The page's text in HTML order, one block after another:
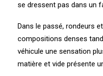
se dressent pas dans un
Dans le passé, rondeurs
compositions denses
véhicule une sensation
matière et vide présente